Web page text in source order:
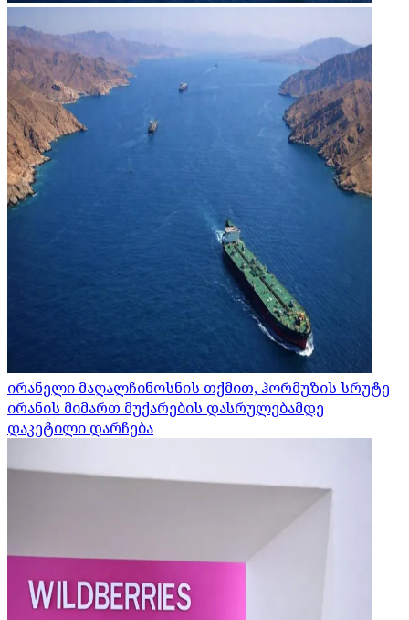
ირანელი მაღალჩინოსნის თქმით, ჰორმუზის სრუტე
ირანის მიმართ მუქარების დასრულებამდე
დაკეტილი დარჩება